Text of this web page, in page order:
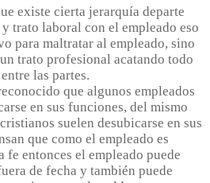
existe cierta jerarquía departe
trato laboral con el empleado eso
para maltratar al empleado, sino
trato profesional acatando todo
las partes.
que algunos empleados
en sus funciones, del mismo
suelen desubicarse en sus
que como el empleado es
entonces el empleado puede
de fecha y también puede